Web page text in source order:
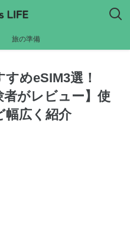
旅の準備
めeSIM3選！
者がレビュー】使
幅広く紹介